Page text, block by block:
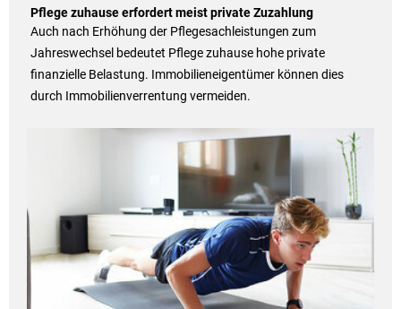
Pflege zuhause erfordert meist private Zuzahlung
Auch nach Erhöhung der Pflegesachleistungen zum
Jahreswechsel bedeutet Pflege zuhause hohe private
finanzielle Belastung. Immobilieneigentümer können dies
durch Immobilienverrentung vermeiden.